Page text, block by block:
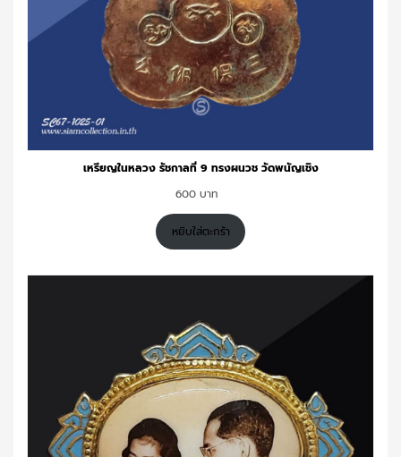
เหรียญในหลวง รัชกาลที่ 9 ทรงผนวช วัดพนัญเชิง
600
หยิบใส่ตะกร้า